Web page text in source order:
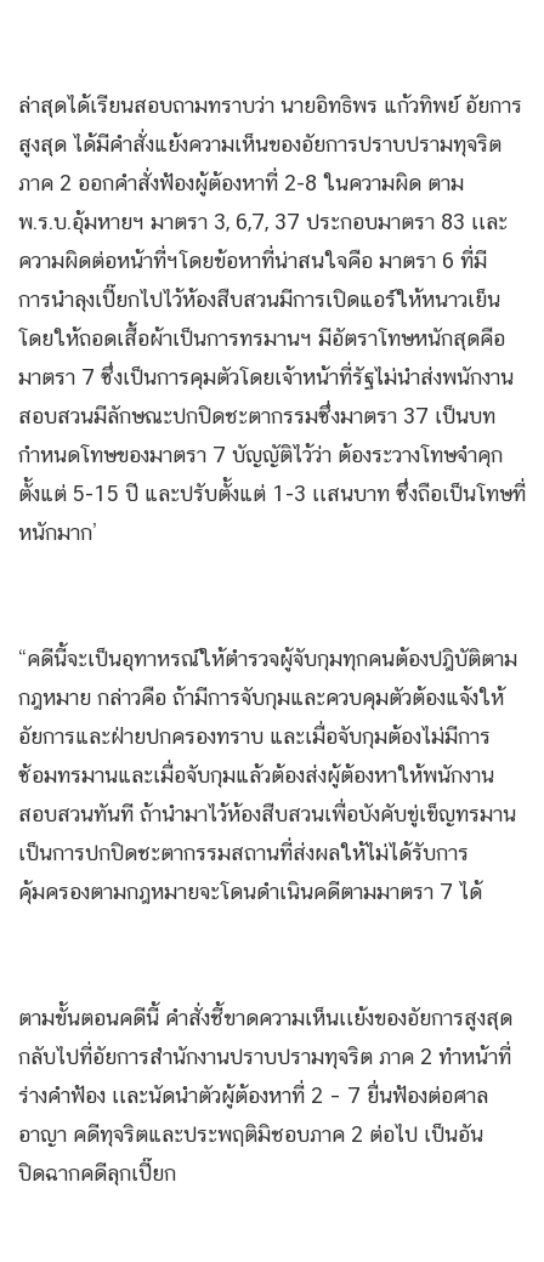
ล่าสุดได้เรียนสอบถามทราบว่า นายอิทธิพร แก้วทิพย์ อัยการ
สูงสุด ได้มีคําสั่งแย้งความเห็นของอัยการปราบปรามทุจริต
ภาค 2 ออกคําสั่งฟ้องผู้ต้องหาที่ 2-8 ในความผิด ตาม
พ.ร.บ.อุ้มหายฯ มาตรา 3, 6,7, 37 ประกอบมาตรา 83 เเละ
ความผิดต่อหน้าที่ฯโดยข้อหาที่น่าสนใจคือ มาตรา 6 ที่มี
การนำลุงเปี๊ยกไปไว้ห้องสืบสวนมีการเปิดแอร์ให้หนาวเย็น
โดยให้ถอดเสื้อผ้าเป็นการทรมานฯ มีอัตราโทษหนักสุดคือ
มาตรา 7 ซึ่งเป็นการคุมตัวโดยเจ้าหน้าที่รัฐไม่นำส่งพนักงาน
สอบสวนมีลักษณะปกปิดชะตากรรมซึ่งมาตรา 37 เป็นบท
กำหนดโทษของมาตรา 7 บัญญัติไว้ว่า ต้องระวางโทษจำคุก
ตั้งแต่ 5-15 ปี และปรับตั้งแต่ 1-3 เเสนบาท ซึ่งถือเป็นโทษที่
หนักมาก’
“คดีนี้จะเป็นอุทาหรณ์ให้ตำรวจผู้จับกุมทุกคนต้องปฎิบัติตาม
กฎหมาย กล่าวคือ ถ้ามีการจับกุมและควบคุมตัวต้องแจ้งให้
อัยการและฝ่ายปกครองทราบ และเมื่อจับกุมต้องไม่มีการ
ซ้อมทรมานและเมื่อจับกุมแล้วต้องส่งผู้ต้องหาให้พนักงาน
สอบสวนทันที ถ้านำมาไว้ห้องสืบสวนเพื่อบังคับขู่เข็ญทรมาน
เป็นการปกปิดชะตากรรมสถานที่ส่งผลให้ไม่ได้รับการ
คุ้มครองตามกฎหมายจะโดนดำเนินคดีตามมาตรา 7 ได้
ตามขั้นตอนคดีนี้ คำสั่งชี้ขาดความเห็นเเย้งของอัยการสูงสุด
กลับไปที่อัยการสํานักงานปราบปรามทุจริต ภาค 2 ทำหน้าที่
ร่างคําฟ้อง เเละนัดนำตัวผู้ต้องหาที่ 2 – 7 ยื่นฟ้องต่อศาล
อาญา คดีทุจริตและประพฤติมิชอบภาค 2 ต่อไป เป็นอัน
ปิดฉากคดีลุกเปี๊ยก